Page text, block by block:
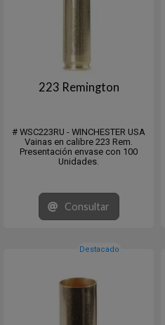
223 Remington
# WSC223RU - WINCHESTER USA
Vainas en calibre 223 Rem.
Presentación envase con 100
Unidades.
Consultar
Destacado